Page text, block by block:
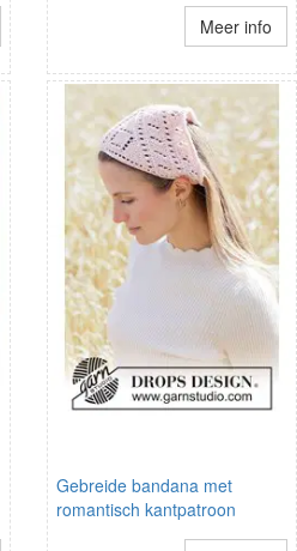
Meer info
Gebreide bandana met
romantisch kantpatroon